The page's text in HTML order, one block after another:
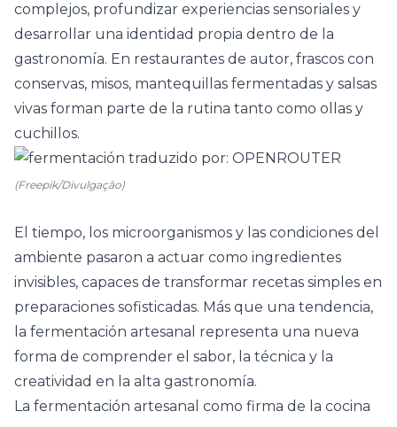
complejos, profundizar experiencias sensoriales y
desarrollar una identidad propia dentro de la
gastronomía. En restaurantes de autor, frascos con
conservas, misos, mantequillas fermentadas y salsas
vivas forman parte de la rutina tanto como ollas y
cuchillos.
(Freepik/Divulgação)
El tiempo, los microorganismos y las condiciones del
ambiente pasaron a actuar como ingredientes
invisibles, capaces de transformar recetas simples en
preparaciones sofisticadas. Más que una tendencia,
la fermentación artesanal representa una nueva
forma de comprender el sabor, la técnica y la
creatividad en la alta gastronomía.
La fermentación artesanal como firma de la cocina